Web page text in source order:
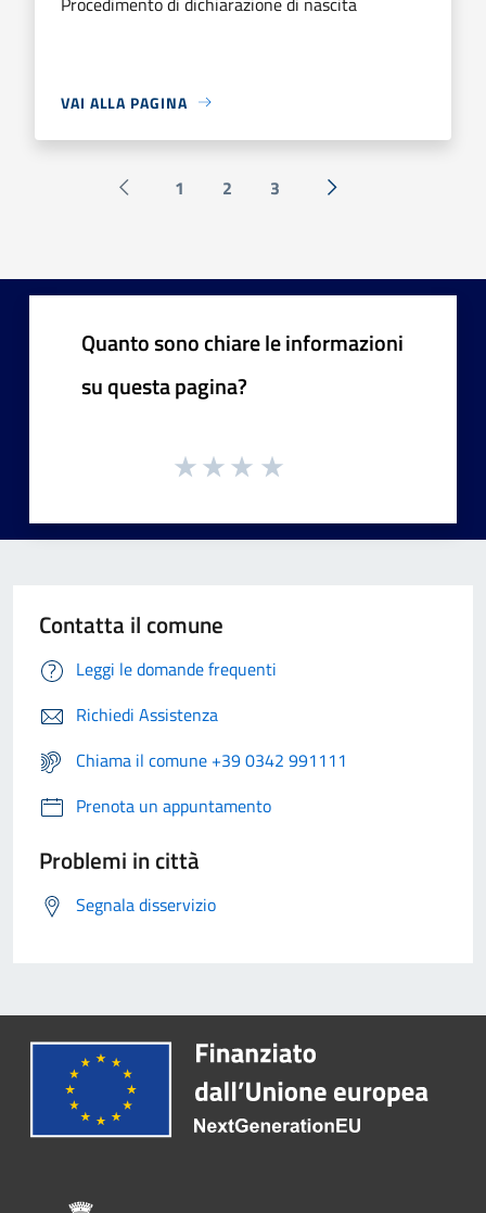
VAI ALLA PAGINA
Pagina precedente
1 2 3 Successiva »
Quanto sono chiare le informazioni
su questa pagina?
Contatta il comune
Leggi le domande frequenti
Richiedi Assistenza
Chiama il comune +39 0342 991111
Prenota un appuntamento
Problemi in città
Segnala disservizio